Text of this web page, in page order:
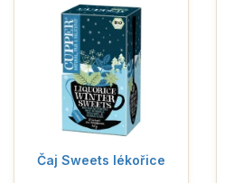
Čaj Sweets lékořice